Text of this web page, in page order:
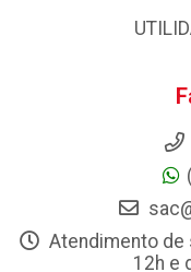
Atendimento de
12h e